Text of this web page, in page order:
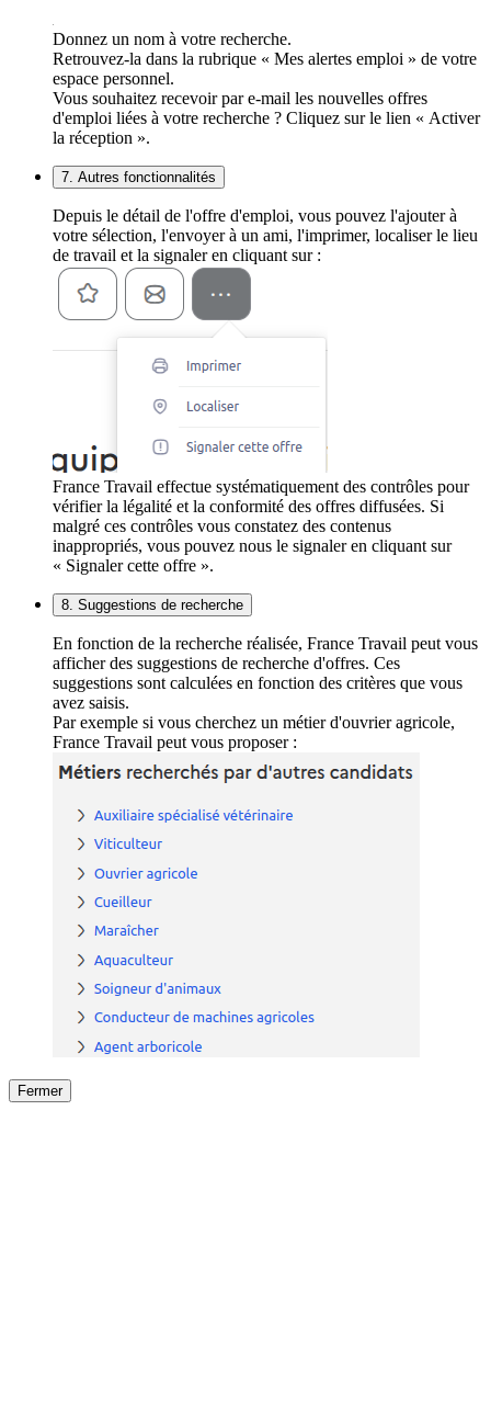
Donnez un nom à votre recherche.
Retrouvez-la dans la rubrique « Mes alertes emploi » de votre
espace personnel.
Vous souhaitez recevoir par e-mail les nouvelles offres
d'emploi liées à votre recherche ? Cliquez sur le lien « Activer
la réception ».
7. Autres fonctionnalités
Depuis le détail de l'offre d'emploi, vous pouvez l'ajouter à
votre sélection, l'envoyer à un ami, l'imprimer, localiser le lieu
de travail et la signaler en cliquant sur :
France Travail effectue systématiquement des contrôles pour
vérifier la légalité et la conformité des offres diffusées. Si
malgré ces contrôles vous constatez des contenus
inappropriés, vous pouvez nous le signaler en cliquant sur
« Signaler cette offre ».
8. Suggestions de recherche
En fonction de la recherche réalisée, France Travail peut vous
afficher des suggestions de recherche d'offres. Ces
suggestions sont calculées en fonction des critères que vous
avez saisis.
Par exemple si vous cherchez un métier d'ouvrier agricole,
France Travail peut vous proposer :
Fermer